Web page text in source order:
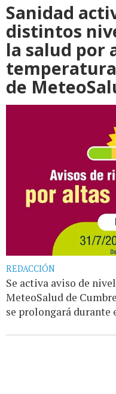
Sanidad
distintos
la salud por
de
REDACCIÓN
Se activa aviso de
MeteoSalud de
se prolongará durante